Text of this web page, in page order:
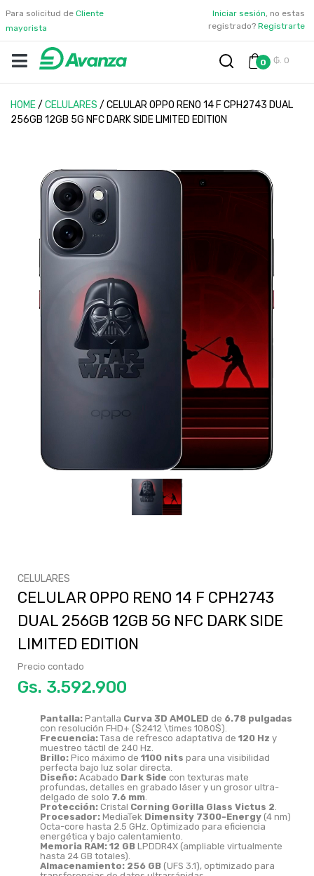
Para solicitud de Cliente
mayorista
Iniciar sesión, no estas
registrado? Registrarte
0 ₲. 0
HOME/ CELULARES / CELULAR OPPO RENO 14 F CPH2743 DUAL
256GB 12GB 5G NFC DARK SIDE LIMITED EDITION
CELULARES
CELULAR OPPO RENO 14 F CPH2743
DUAL 256GB 12GB 5G NFC DARK SIDE
LIMITED EDITION
Precio contado
Gs.
Pantalla: Pantalla Curva 3D AMOLED de 6.78 pulgadas
con resolución FHD+ ($2412 \times 1080$).
Frecuencia: Tasa de refresco adaptativa de 120 Hz y
muestreo táctil de 240 Hz.
Brillo: Pico máximo de 1100 nits para una visibilidad
perfecta bajo luz solar directa.
Diseño: Acabado Dark Side con texturas mate
profundas, detalles en grabado láser y un grosor ultra-
delgado de solo 7.6 mm
Protección: Cristal Corning Gorilla Glass Victus 2
Procesador: MediaTek Dimensity 7300-Energy (4 nm)
Octa-core hasta 2. 5 GHz. Optimizado para eficiencia
energética y bajo calentamiento.
Memoria RAM: 12 GB LPDDR4X (ampliable virtualmente
hasta 24 GB totales).
Almacenamiento: 256 GB (UFS 3. 1), optimizado para